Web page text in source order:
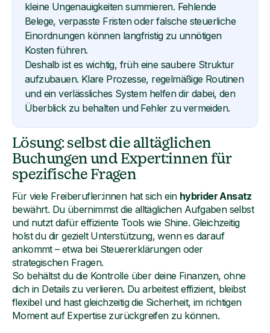
kleine Ungenauigkeiten summieren. Fehlende
Belege, verpasste Fristen oder falsche steuerliche
Einordnungen können langfristig zu unnötigen
Kosten führen.
Deshalb ist es wichtig, früh eine saubere Struktur
aufzubauen. Klare Prozesse, regelmäßige Routinen
und ein verlässliches System helfen dir dabei, den
Überblick zu behalten und Fehler zu vermeiden.
Lösung: selbst die alltäglichen
Buchungen und Expert:innen für
spezifische Fragen
Für viele Freiberufler:innen hat sich ein hybrider Ansatz
bewährt. Du übernimmst die alltäglichen Aufgaben selbst
und nutzt dafür effiziente Tools wie Shine. Gleichzeitig
holst du dir gezielt Unterstützung, wenn es darauf
ankommt – etwa bei Steuererklärungen oder
strategischen Fragen.
So behältst du die Kontrolle über deine Finanzen, ohne
dich in Details zu verlieren. Du arbeitest effizient, bleibst
flexibel und hast gleichzeitig die Sicherheit, im richtigen
Moment auf Expertise zurückgreifen zu können.